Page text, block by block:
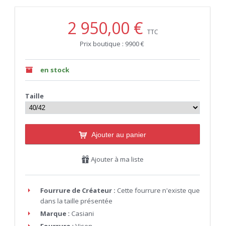
2 950,00 € TTC
Prix boutique : 9900 €
en stock
Taille
Ajouter au panier
Ajouter à ma liste
Fourrure de Créateur : Cette fourrure n'existe que
dans la taille présentée
Marque : Casiani